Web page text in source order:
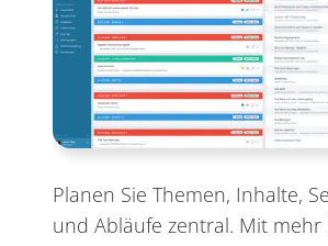
Planen Sie Themen, Inhalte,
und Abläufe zentral. Mit mehr